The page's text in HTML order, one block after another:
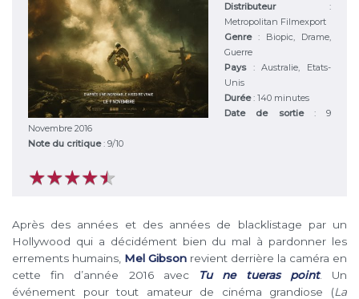
Distributeur :
Metropolitan Filmexport
Genre: Biopic, Drame,
Guerre
Pays :Australie, Etats-
Unis
Durée:140 minutes
Date de sortie : 9
Novembre 2016
Note du critique: 9/10
★★★★★
★★★★★
Après des années et des années de blacklistage par un
Hollywood qui a décidément bien du mal à pardonner les
errements humains, Mel Gibson revient derrière la caméra en
cette fin d’année 2016 avec
Tu ne tueras point. Un
événement pour tout amateur de cinéma grandiose (La